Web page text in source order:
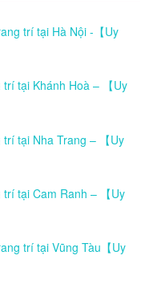
trí tại Hà Nội -【Uy
tại Khánh Hoà – 【Uy
tại Nha Trang – 【Uy
tại Cam Ranh – 【Uy
trí tại Vũng Tàu【Uy